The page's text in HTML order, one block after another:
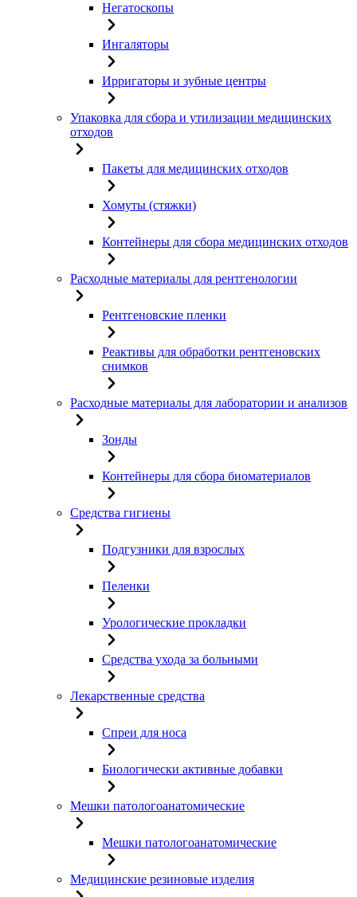
Негатоскопы
Ингаляторы
Ирригаторы и зубные центры
Упаковка для сбора и утилизации медицинских
отходов
Пакеты для медицинских отходов
Хомуты (стяжки)
Контейнеры для сбора медицинских отходов
Расходные материалы для рентгенологии
Рентгеновские пленки
Реактивы для обработки рентгеновских
снимков
Расходные материалы для лаборатории и анализов
Зонды
Контейнеры для сбора биоматериалов
Средства гигиены
Подгузники для взрослых
Пеленки
Урологические прокладки
Средства ухода за больными
Лекарственные средства
Спреи для носа
Биологически активные добавки
Мешки патологоанатомические
Мешки патологоанатомические
Медицинские резиновые изделия